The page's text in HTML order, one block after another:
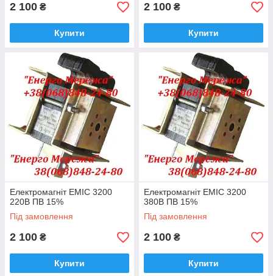
2 100 ₴
Купити
2 100 ₴
Купити
Електромагніт ЕМІС 3200
220В ПВ 15%
Під замовлення
2 100 ₴
Купити
Електромагніт ЕМІС 3200
380В ПВ 15%
Під замовлення
2 100 ₴
Купити